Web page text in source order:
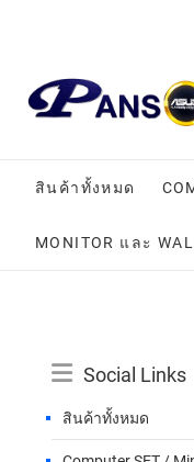
สินค้าทั้งหมด
MONITOR และ
Social Links
สินค้าทั้งหมด